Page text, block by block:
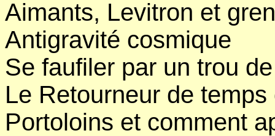
Aimants, Levitron et
Antigravité cosmique
Se faufiler par un trou
Le Retourneur de
Portoloins et comment